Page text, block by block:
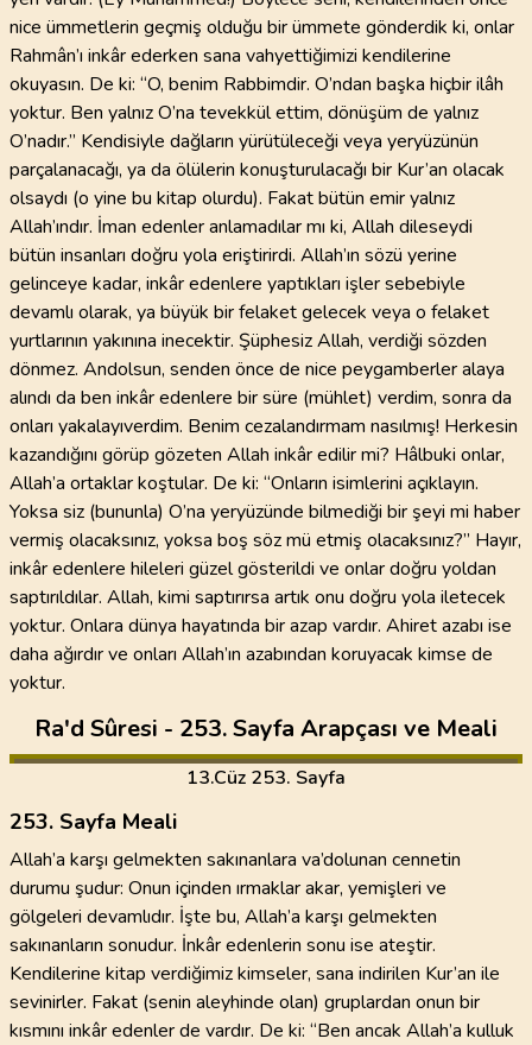
nice ümmetlerin geçmiş olduğu bir ümmete gönderdik ki, onlar
Rahmân’ı inkâr ederken sana vahyettiğimizi kendilerine
okuyasın. De ki: “O, benim Rabbimdir. O’ndan başka hiçbir ilâh
yoktur. Ben yalnız O’na tevekkül ettim, dönüşüm de yalnız
O’nadır.” Kendisiyle dağların yürütüleceği veya yeryüzünün
parçalanacağı, ya da ölülerin konuşturulacağı bir Kur’an olacak
olsaydı (o yine bu kitap olurdu). Fakat bütün emir yalnız
Allah’ındır. İman edenler anlamadılar mı ki, Allah dileseydi
bütün insanları doğru yola eriştirirdi. Allah’ın sözü yerine
gelinceye kadar, inkâr edenlere yaptıkları işler sebebiyle
devamlı olarak, ya büyük bir felaket gelecek veya o felaket
yurtlarının yakınına inecektir. Şüphesiz Allah, verdiği sözden
dönmez. Andolsun, senden önce de nice peygamberler alaya
alındı da ben inkâr edenlere bir süre (mühlet) verdim, sonra da
onları yakalayıverdim. Benim cezalandırmam nasılmış! Herkesin
kazandığını görüp gözeten Allah inkâr edilir mi? Hâlbuki onlar,
Allah’a ortaklar koştular. De ki: “Onların isimlerini açıklayın.
Yoksa siz (bununla) O’na yeryüzünde bilmediği bir şeyi mi haber
vermiş olacaksınız, yoksa boş söz mü etmiş olacaksınız?” Hayır,
inkâr edenlere hileleri güzel gösterildi ve onlar doğru yoldan
saptırıldılar. Allah, kimi saptırırsa artık onu doğru yola iletecek
yoktur. Onlara dünya hayatında bir azap vardır. Ahiret azabı ise
daha ağırdır ve onları Allah’ın azabından koruyacak kimse de
yoktur.
Ra'd Sûresi - 253. Sayfa Arapçası ve Meali
13.Cüz 253. Sayfa
253. Sayfa Meali
Allah’a karşı gelmekten sakınanlara va’dolunan cennetin
durumu şudur: Onun içinden ırmaklar akar, yemişleri ve
gölgeleri devamlıdır. İşte bu, Allah’a karşı gelmekten
sakınanların sonudur. İnkâr edenlerin sonu ise ateştir.
Kendilerine kitap verdiğimiz kimseler, sana indirilen Kur’an ile
sevinirler. Fakat (senin aleyhinde olan) gruplardan onun bir
kısmını inkâr edenler de vardır. De ki: “Ben ancak Allah’a kulluk